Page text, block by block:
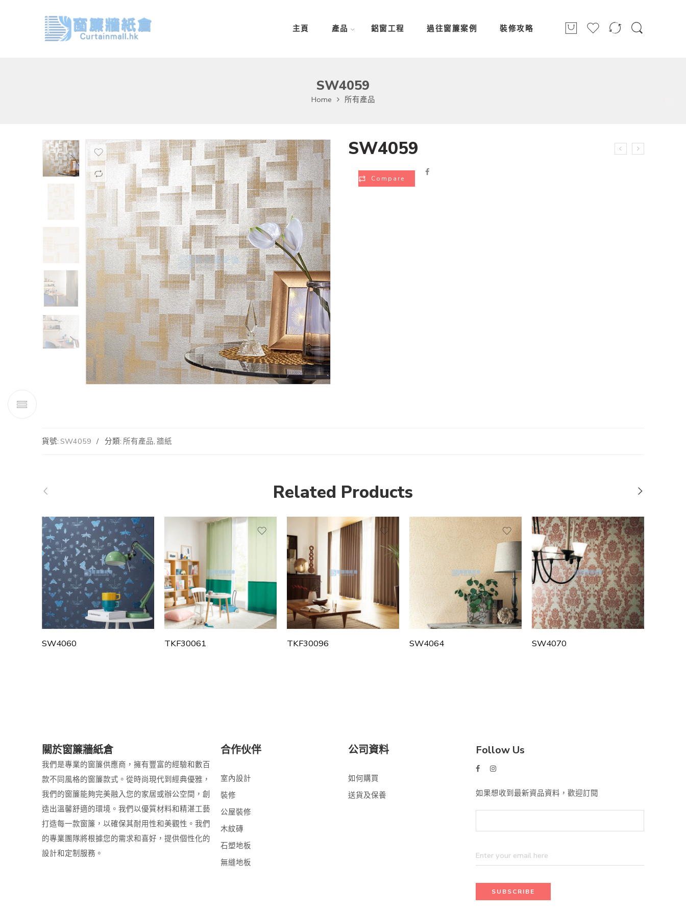
主頁 產品 鋁窗工程 過往窗簾案例 裝修攻略
SW4059
Home 所有產品
SW4059
Compare
貨號: SW4059 分類: 所有產品, 牆紙
Related Products
SW4060 TKF30061 TKF30096 SW4064 SW4070
關於窗簾牆紙倉
我們是專業的窗簾供應商，擁有豐富的經驗和數百
款不同風格的窗簾款式。從時尚現代到經典優雅，
我們的窗簾能夠完美融入您的家居或辦公空間，創
造出溫馨舒適的環境。我們以優質材料和精湛工藝
打造每一款窗簾，以確保其耐用性和美觀性。我們
的專業團隊將根據您的需求和喜好，提供個性化的
設計和定制服務。
合作伙伴
室內設計
裝修
公屋裝修
木紋磚
石塑地板
無縫地板
公司資料
如何購買
送貨及保養
Follow Us
如果想收到最新資品資料，歡迎訂閱